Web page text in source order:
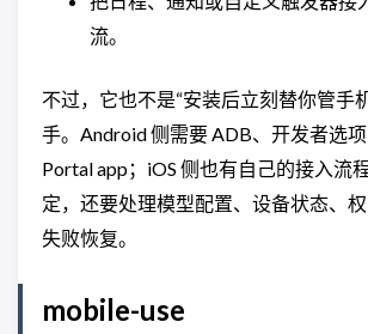
流。
不过，它也不是“安装后立刻替你管手
手。Android 侧需要 ADB、开发者选
Portal app；iOS 侧也有自己的接入流
定，还要处理模型配置、设备状态、
失败恢复。
mobile-use